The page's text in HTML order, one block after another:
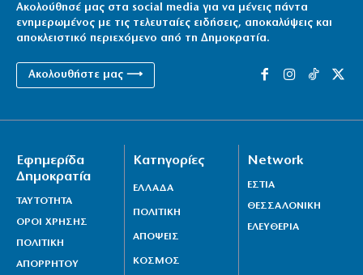
Ακολούθησέ μας στα social media για να μένεις πάντα
ενημερωμένος με τις τελευταίες ειδήσεις, αποκαλύψεις και
αποκλειστικό περιεχόμενο από τη Δημοκρατία.
Ακολουθήστε μας ⟶
Εφημερίδα
Δημοκρατία
ΤΑΥΤΟΤΗΤΑ
ΟΡΟΙ ΧΡΗΣΗΣ
ΠΟΛΙΤΙΚΗ
ΑΠΟΡΡΗΤΟΥ
Κατηγορίες
ΕΛΛΑΔΑ
ΠΟΛΙΤΙΚΗ
ΑΠΟΨΕΙΣ
ΚΟΣΜΟΣ
Network
ΕΣΤΙΑ
ΘΕΣΣΑΛΟΝΙΚΗ
ΕΛΕΥΘΕΡΙΑ